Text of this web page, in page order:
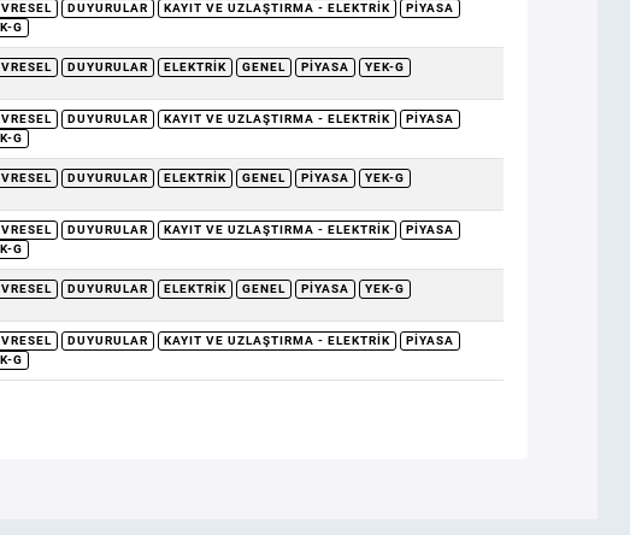
DUYURULAR KAYIT VE UZLAŞTIRMA - ELEKTRIK
PIYASA
G
DUYURULAR ELEKTRIK GENEL PIYASA YEK-G
DUYURULAR KAYIT VE UZLAŞTIRMA - ELEKTRIK
PIYASA
G
DUYURULAR ELEKTRIK GENEL PIYASA YEK-G
DUYURULAR KAYIT VE UZLAŞTIRMA - ELEKTRIK
PIYASA
G
DUYURULAR ELEKTRIK GENEL PIYASA YEK-G
DUYURULAR KAYIT VE UZLAŞTIRMA - ELEKTRIK
PIYASA
G